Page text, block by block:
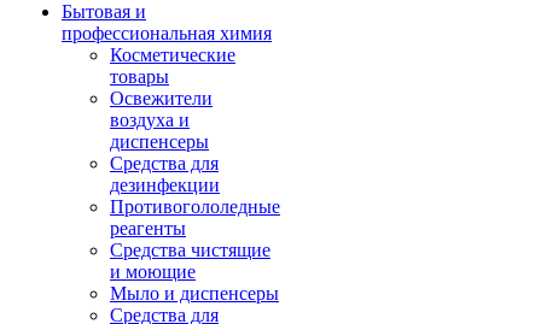
Бытовая и
профессиональная химия
Косметические
товары
Освежители
воздуха и
диспенсеры
Средства для
дезинфекции
Противогололедные
реагенты
Средства чистящие
и моющие
Мыло и диспенсеры
Средства для